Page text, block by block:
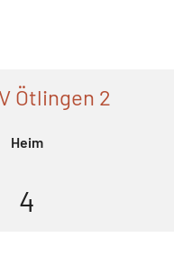
Ötlingen 2
Heim
4